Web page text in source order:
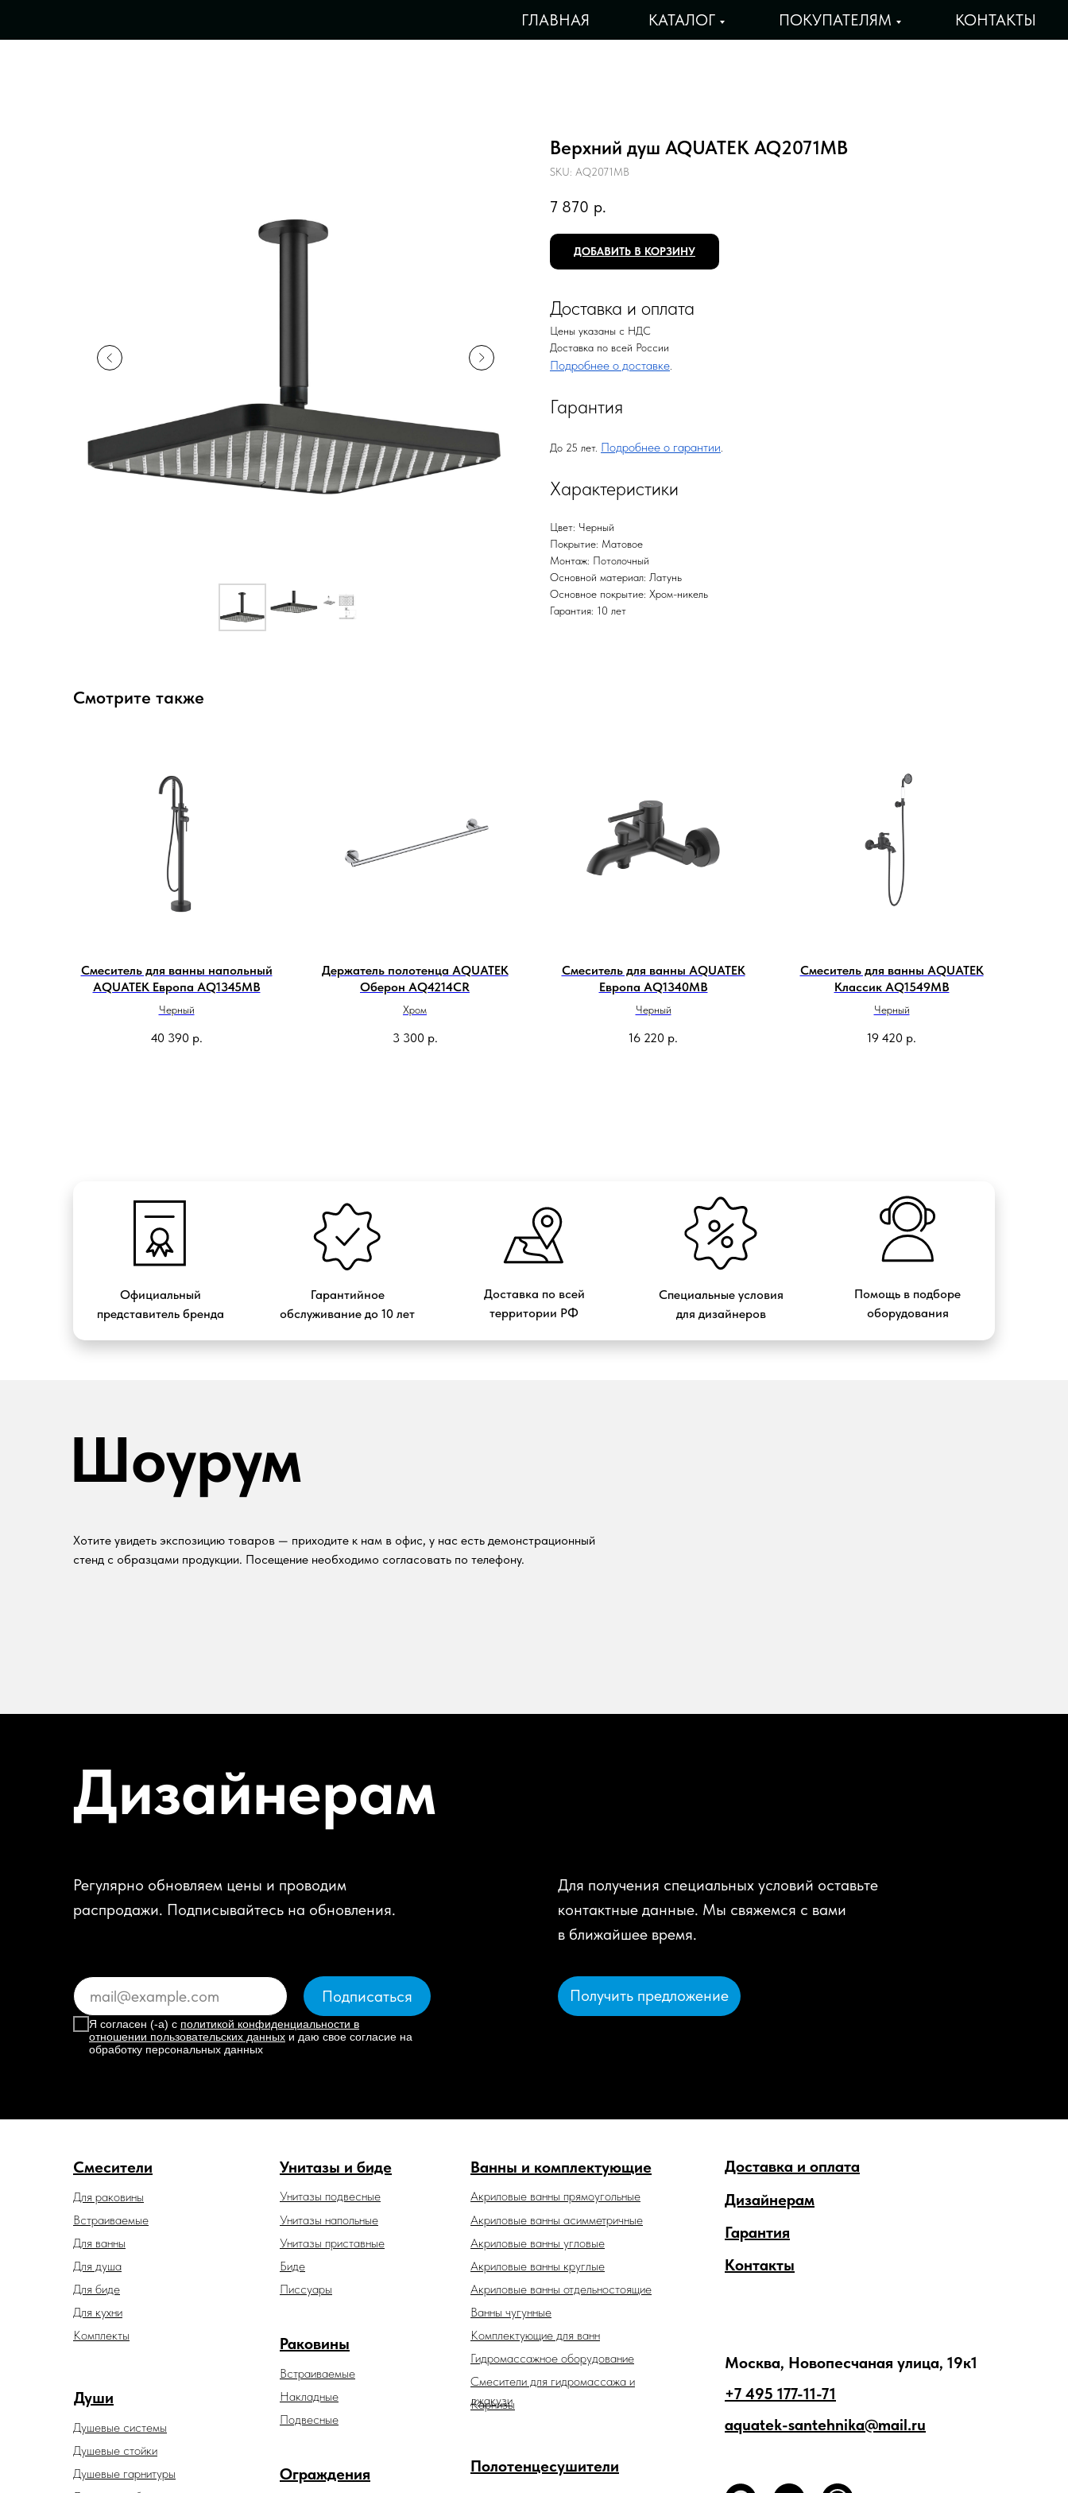
ГЛАВНАЯ КАТАЛОГ ПОКУПАТЕЛЯМ КОНТАКТЫ
Верхний душ AQUATEK AQ2071MB
SKU: AQ2071MB
7 870 р.
ДОБАВИТЬ В КОРЗИНУ
Доставка и оплата
Цены указаны с НДС
Доставка по всей России
Подробнее о доставке
Гарантия
До 25 лет. Подробнее о гарантии
Характеристики
Цвет: Черный
Покрытие: Матовое
Монтаж: Потолочный
Основной материал: Латунь
Основное покрытие: Хром-никель
Гарантия: 10 лет
Смотрите также
Смеситель для ванны напольный
AQUATEK Европа AQ1345MB
Черный
40 390 р.
Держатель полотенца AQUATEK
Оберон AQ4214CR
Хром
3 300 р.
Смеситель для ванны AQUATEK
Европа AQ1340MB
Черный
16 220 р.
Смеситель для ванны AQUATEK
Классик AQ1549MB
Черный
19 420 р.
Официальный
представитель бренда
Доставка по всей
территории РФ
Гарантийное
обслуживание до 10 лет
Специальные условия
для дизайнеров
Помощь в подборе
оборудования
Шоурум
Хотите увидеть экспозицию товаров — приходите к нам в офис, у нас есть демонстрационный
стенд с образцами продукции. Посещение необходимо согласовать по телефону.
Дизайнерам
Регулярно обновляем цены и проводим
распродажи. Подписывайтесь на обновления.
Я согласен (-а) с политикой конфиденциальности в
отношении пользовательских данных и даю свое согласие на
обработку персональных данных
Подписаться
Для получения специальных условий оставьте
контактные данные. Мы свяжемся с вами
в ближайшее время.
Получить предложение
Смесители
Души
Душевые гарнитуры
Душевые системы
Унитазы и биде
Унитазы подвесные
Унитазы напольные
Унитазы приставные
Раковины
Встраиваемые
Накладные
Подвесные
Встраиваемые
Для биде
Для ванны
Для душа
Для раковины
Для кухни
Ванны и комплектующие
Акриловые ванны прямоугольные
Ограждения
Дизайнерам
Доставка и оплата
Гарантия
Контакты
Душевые стойки
Биде
Акриловые ванны отдельностоящие
Акриловые ванны асимметричные
Акриловые ванны угловые
Акриловые ванны круглые
Ванны чугунные
Комплектующие для ванн
Гидромассажное оборудование
Смесители для гидромассажа и
джакузи
Карнизы
Полотенцесушители
Комплекты
Писсуары
Москва, Новопесчаная улица, 19к1
+7 495 177-11-71
aquatek-santehnika@mail.ru